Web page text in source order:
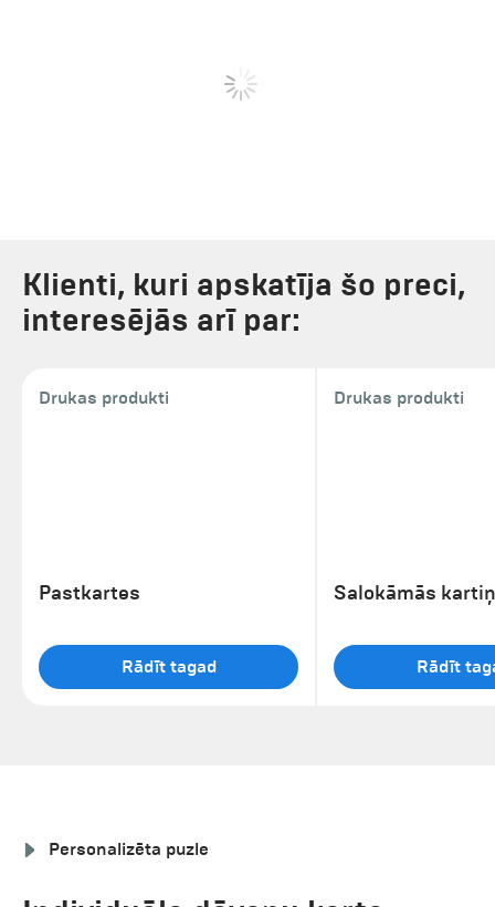
Klienti, kuri apskatīja šo preci,
interesējās arī par:
Drukas produkti
Pastkartes
Rādīt tagad
Drukas produkti
Salokāmās
Rādīt
Personalizēta puzle